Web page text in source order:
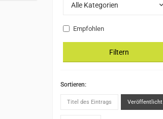
Alle Kategorien
Empfohlen
Filtern
Sortieren:
Titel des Eintrags Veröffentlicht